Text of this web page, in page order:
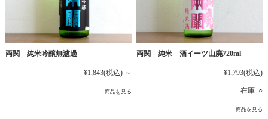
両関 純米吟醸無濾過
¥1,843(税込) ～
商品を見る
両関 純米 酒イーツ山廃720ml
¥1,793(税込)
在庫 ○
商品を見る